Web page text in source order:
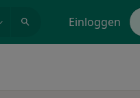
Einloggen